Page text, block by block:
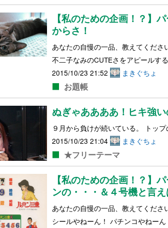
【私のための企画！？】
からさ！
あなたの自慢の一品、教えてくださ
不二子なみのCUTEさをアピールす
2015/10/23 21:52
まきぐちょ
お題帳
ぬぎゃああああ！ヒキ強
９月から負けが続いている。 トップ
2015/10/23 21:04
まきぐちょ
★フリーテーマ
【私のための企画！？】
ンの・・・＆４号機と言
あなたの自慢の一品、教えてくださ
シールやねーん！ パチンコやねーん